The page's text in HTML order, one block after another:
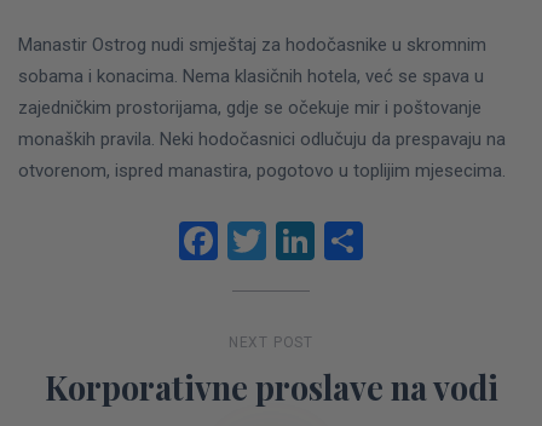
Manastir Ostrog nudi smještaj za hodočasnike u skromnim
sobama i konacima. Nema klasičnih hotela, već se spava u
zajedničkim prostorijama, gdje se očekuje mir i poštovanje
monaških pravila. Neki hodočasnici odlučuju da prespavaju na
otvorenom, ispred manastira, pogotovo u toplijim mjesecima.
Facebook
TwitterLinkedIn
NEXT POST
Korporativne proslave na vodi